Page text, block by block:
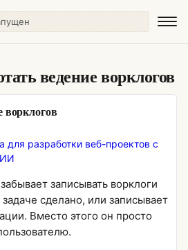
ведение ворклогов
ворклогов
для разработки веб-проектов с
записывать ворклоги
сделано, или записывает
Вместо этого он просто